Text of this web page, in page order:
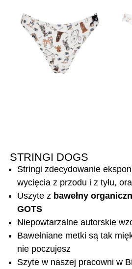
STRINGI DOGS
Stringi zdecydowanie
wycięcia z przodu i z tyłu,
Uszyte z bawełny
GOTS
Niepowtarzalne autorskie
Bawełniane metki są tak
nie poczujesz
Szyte w naszej pracowni w